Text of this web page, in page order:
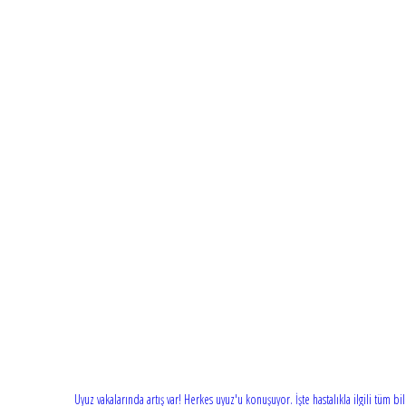
Uyuz vakalarında artış var! Herkes uyuz'u konuşuyor. İşte hastalıkla ilgili tüm